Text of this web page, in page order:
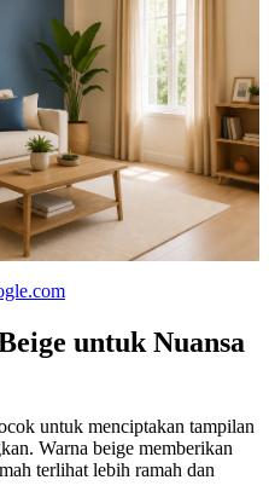
untuk Nuansa
untuk menciptakan tampilan
Warna beige memberikan
terlihat lebih ramah dan